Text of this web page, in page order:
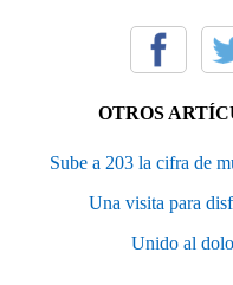
OTROS
Sube a 203 la cifra de
Una visita para
Unido al